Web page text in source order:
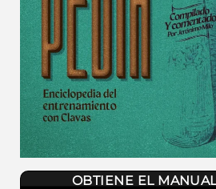
OBTIENE EL